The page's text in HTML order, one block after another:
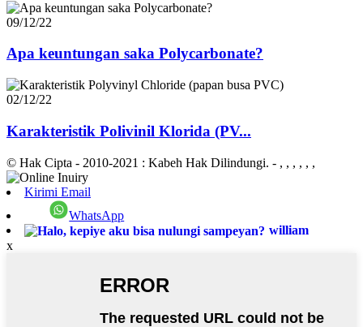
09/12/22
Apa keuntungan saka Polycarbonate?
02/12/22
Karakteristik Polivinil Klorida (PV...
© Hak Cipta - 2010-2021 : Kabeh Hak Dilindungi. - , , , , , ,
Kirimi Email
WhatsApp
william
x